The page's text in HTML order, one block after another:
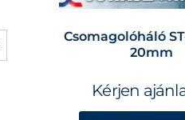
Csomagolóháló
20mm
Kérjen